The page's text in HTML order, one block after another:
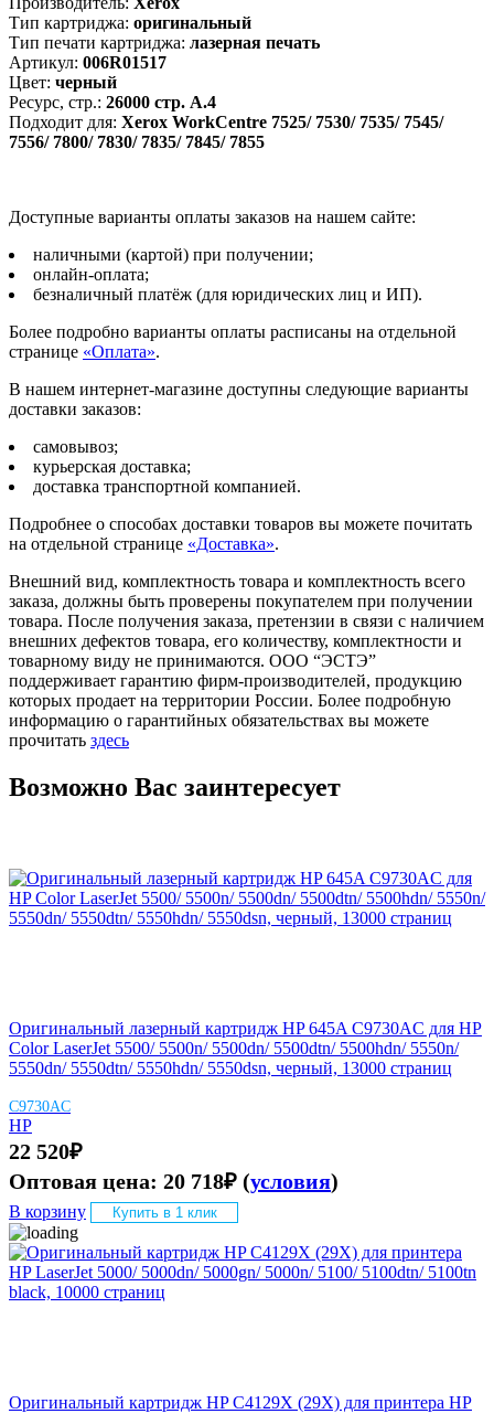
7855,
черный,
26000
страниц
Тип картриджа: оригинальный
Тип печати картриджа: лазерная печать
Артикул: 006R01517
Цвет: черный
Ресурс, стр.: 26000 стр. А.4
Подходит для: Xerox WorkCentre 7525/ 7530/ 7535/ 7545/
7556/ 7800/ 7830/ 7835/ 7845/ 7855
Доступные варианты оплаты заказов на нашем сайте:
наличными (картой) при получении;
онлайн-оплата;
безналичный платёж (для юридических лиц и ИП).
Более подробно варианты оплаты расписаны на отдельной
странице «Оплата».
В нашем интернет-магазине доступны следующие варианты
доставки заказов:
самовывоз;
курьерская доставка;
доставка транспортной компанией.
Подробнее о способах доставки товаров вы можете почитать
на отдельной странице «Доставка».
Внешний вид, комплектность товара и комплектность всего
заказа, должны быть проверены покупателем при получении
товара. После получения заказа, претензии в связи с наличием
внешних дефектов товара, его количеству, комплектности и
товарному виду не принимаются. ООО “ЭСТЭ”
поддерживает гарантию фирм-производителей, продукцию
которых продает на территории России. Более подробную
информацию о гарантийных обязательствах вы можете
прочитать здесь
Возможно Вас заинтересует
Оригинальный лазерный картридж HP 645A C9730AC для HP
Color LaserJet 5500/ 5500n/ 5500dn/ 5500dtn/ 5500hdn/ 5550n/
5550dn/ 5550dtn/ 5550hdn/ 5550dsn, черный, 13000 страниц
C9730AC
HP
22 520₽
Оптовая цена: 20 718₽ (условия)
В корзину Купить в 1 клик
Оригинальный картридж HP C4129X (29X) для принтера HP